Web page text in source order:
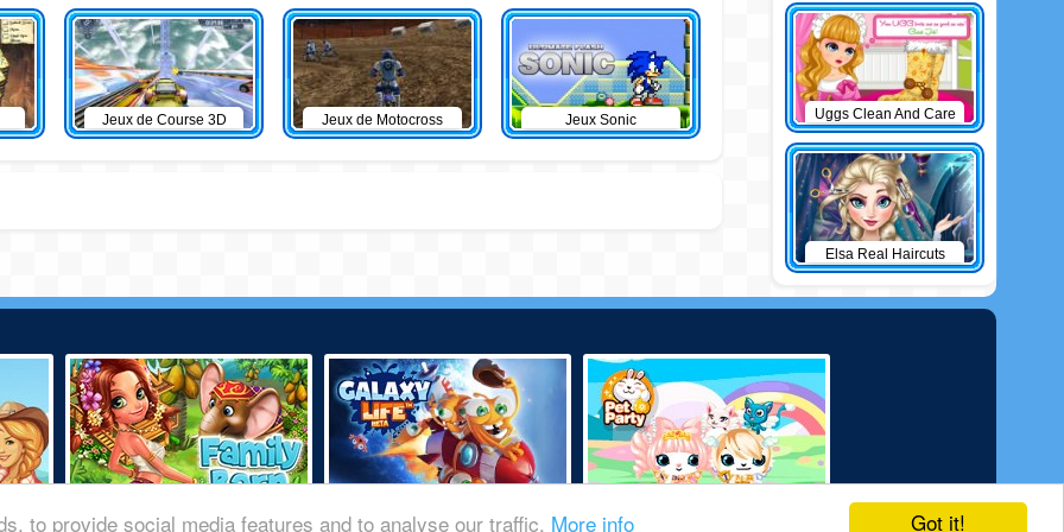
Got it!
to provide social media features and to analyse our traffic. More info
Jeux de Course 3D Jeux de Motocross Jeux Sonic Uggs Clean And Care
Elsa Real Haircuts